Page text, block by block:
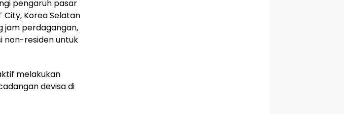
pengaruh pasar
City, Korea Selatan
jam perdagangan,
non-residen untuk
melakukan
devisa di